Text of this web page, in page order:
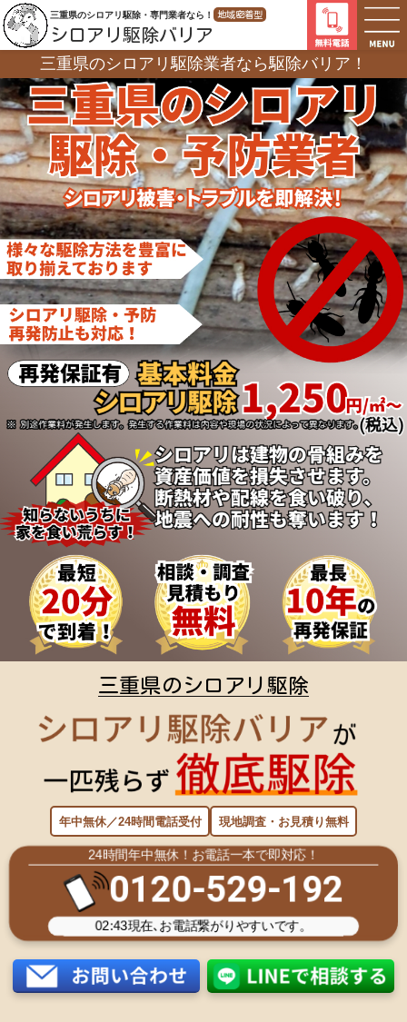
三重県のシロアリ駆除・専門業者なら！ 地域密着型
シロアリ駆除バリア
三重県のシロアリ駆除業者なら駆除バリア！
三重県のシロアリ駆除
年中無休／24時間電話受付 現地調査・お見積り無料
24時間年中無休！お電話一本で即対応！
0120-529-192
02:43現在､お電話繋がりやすいです。